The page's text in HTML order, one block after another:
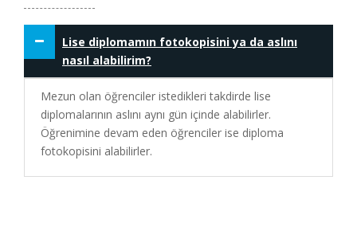
Lise diplomamın fotokopisini ya da aslını
nasıl alabilirim?
Mezun olan öğrenciler istedikleri takdirde lise
diplomalarının aslını aynı gün içinde alabilirler.
Öğrenimine devam eden öğrenciler ise diploma
fotokopisini alabilirler.